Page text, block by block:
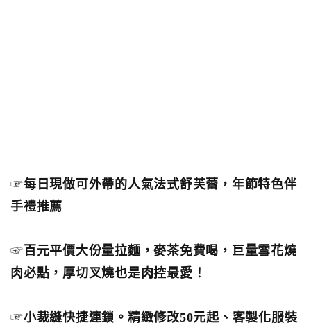
☞每日現做可外帶的人氣法式舒芙蕾，年節特色伴
手禮推薦
☞ 百元平價大份量拉麵，麥茶免費喝，巨量雪花燒
肉必點，厚切叉燒也是肉控最愛！
☞小裁縫快捷連鎖。精緻修改50元起、客製化服裝